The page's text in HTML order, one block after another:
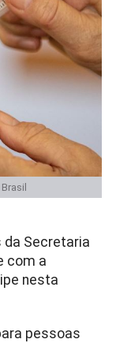
da Secretaria
com a
nesta
pessoas